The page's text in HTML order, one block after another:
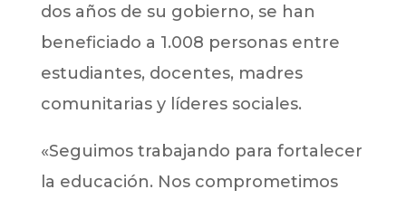
dos años de su gobierno, se han
beneficiado a 1.008 personas entre
estudiantes, docentes, madres
comunitarias y líderes sociales.
«Seguimos trabajando para fortalecer
la educación. Nos comprometimos